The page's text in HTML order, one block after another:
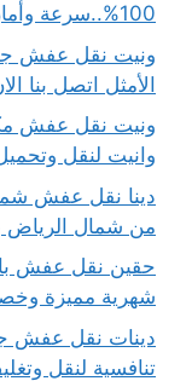
100%..سرعة وأمان اتصل بنا الان
الأمثل اتصل بنا
وانيت لنقل
من شمال الرياض
شهرية مميزة وخصم20%لنقل
تنافسية لنقل وتغليف